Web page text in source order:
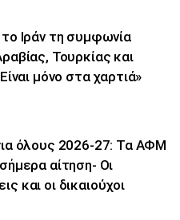
Ιράν τη συμφωνία
Τουρκίας και
μόνο στα χαρτιά»
όλους 2026-27: Τα ΑΦΜ
αίτηση- Οι
και οι δικαιούχοι